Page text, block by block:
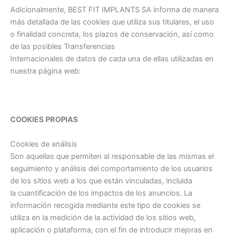
Adicionalmente, BEST FIT IMPLANTS SA informa de manera
más detallada de las cookies que utiliza sus titulares, el uso
o finalidad concreta, los plazos de conservación, así como
de las posibles Transferencias
Internacionales de datos de cada una de ellas utilizadas en
nuestra página web:
COOKIES PROPIAS
Cookies de análisis
Son aquellas que permiten al responsable de las mismas el
seguimiento y análisis del comportamiento de los usuarios
de los sitios web a los que están vinculadas, incluida
la cuantificación de los impactos de los anuncios. La
información recogida mediante este tipo de cookies se
utiliza en la medición de la actividad de los sitios web,
aplicación o plataforma, con el fin de introducir mejoras en